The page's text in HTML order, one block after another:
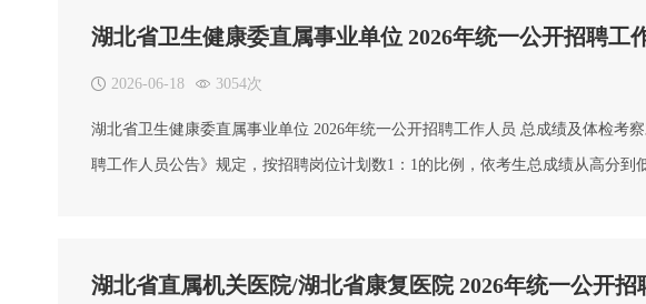
湖北省卫生健康委直属事业单位 2026年统一公开招聘工
2026-06-18 3054次
湖北省卫生健康委直属事业单位 2026年统一公开招聘工作人员 总成绩及体检
聘工作人员公告》规定，按招聘岗位计划数1：1的比例，依考生总成绩从高分
湖北省直属机关医院/湖北省康复医院 2026年统一公开